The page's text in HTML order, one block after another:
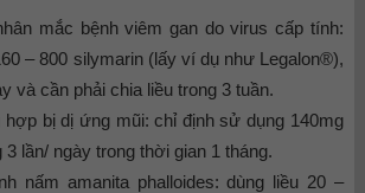
mắc bệnh viêm gan do virus cấp tính:
– 800 silymarin (lấy ví dụ như Legalon®),
và cần phải chia liều trong 3 tuần.
bị dị ứng mũi: chỉ định sử dụng 140mg
3 lần/ ngày trong thời gian 1 tháng.
nấm amanita phalloides: dùng liều 20 –